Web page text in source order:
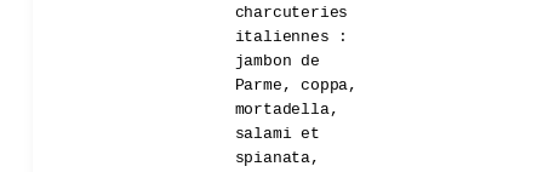
charcuteries
italiennes :
jambon de
Parme, coppa,
mortadella,
salami et
spianata,